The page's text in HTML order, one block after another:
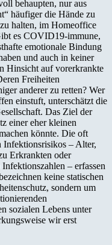
behaupten, nur aus
häufiger die Hände zu
halten, im Homeoffice
es COVID19-immune,
emotionale Bindung
und auch in keiner
Hinsicht auf vorerkrankte
Freiheiten
anderer zu retten? Wer
einstuft, unterschätzt die
Das Ziel der
einer eher kleinen
könnte. Die oft
Infektionsrisikos – Alter,
Erkrankten oder
– erfassen
keine statischen
sondern um
sozialen Lebens unter
wir erst